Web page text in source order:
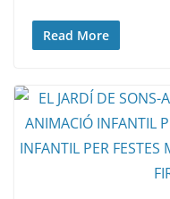
Read More